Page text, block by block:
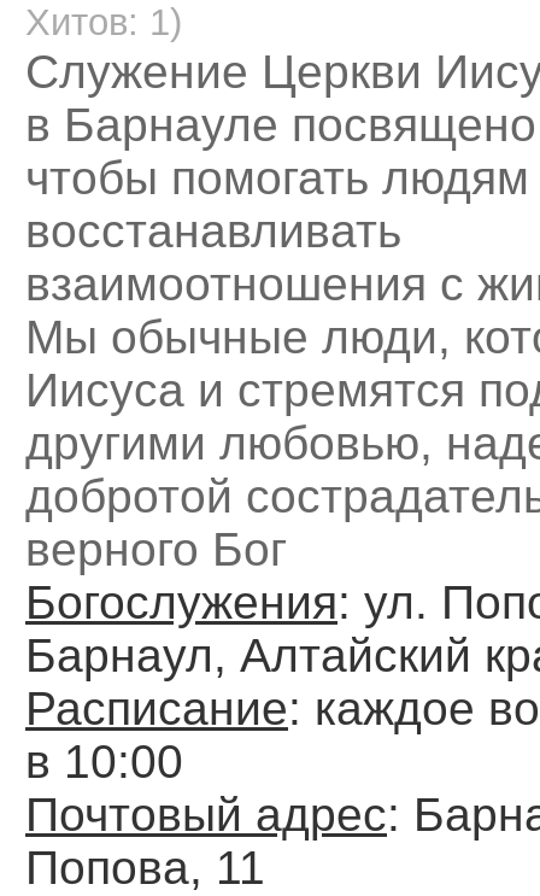
Хитов: 1)
Служение Церкви
в Барнауле
чтобы помогать людям
восстанавливать
взаимоотношения с
Мы обычные люди,
Иисуса и стремятся
другими любовью,
добротой
верного Бог
Богослужения: ул.
Барнаул, Алтайский
Расписание: каждое
в 10:00
Почтовый адрес:
Попова, 11